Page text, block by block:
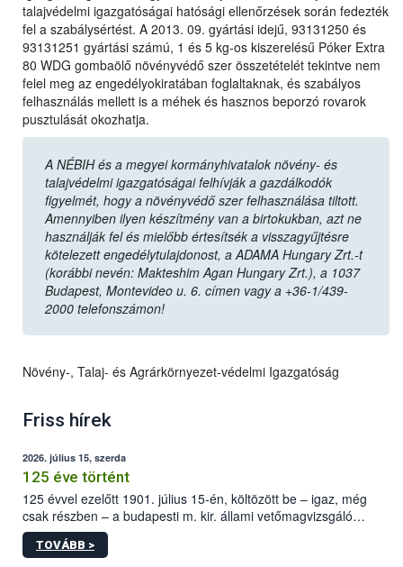
talajvédelmi igazgatóságai hatósági ellenőrzések során fedezték
fel a szabálysértést. A 2013. 09. gyártási idejű, 93131250 és
93131251 gyártási számú, 1 és 5 kg-os kiszerelésű Póker Extra
80 WDG gombaölő növényvédő szer összetételét tekintve nem
felel meg az engedélyokiratában foglaltaknak, és szabályos
felhasználás mellett is a méhek és hasznos beporzó rovarok
pusztulását okozhatja.
A NÉBIH és a megyei kormányhivatalok növény- és
talajvédelmi igazgatóságai felhívják a gazdálkodók
figyelmét, hogy a növényvédő szer felhasználása tiltott.
Amennyiben ilyen készítmény van a birtokukban, azt ne
használják fel és mielőbb értesítsék a visszagyűjtésre
kötelezett engedélytulajdonost, a ADAMA Hungary Zrt.-t
(korábbi nevén: Makteshim Agan Hungary Zrt.), a 1037
Budapest, Montevideo u. 6. címen vagy a +36-1/439-
2000 telefonszámon!
Növény-, Talaj- és Agrárkörnyezet-védelmi Igazgatóság
Friss hírek
2026. július 15, szerda
125 éve történt
125 évvel ezelőtt 1901. július 15-én, költözött be – igaz, még
csak részben – a budapesti m. kir. állami vetőmagvizsgáló
állomás a Kis Rókus utca 15. szám alatti, Czigler Győző által
tervezett új épületébe.
TOVÁBB >